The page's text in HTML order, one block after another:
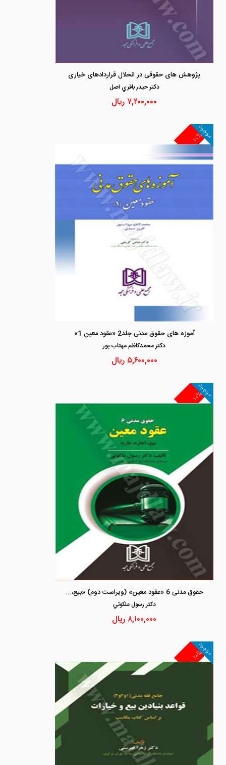
پژوهش های حقوقی در انحلال قراردادهای خیاری
دكتر حيدر باقري اصل
۷,۲۰۰,۰۰۰ ریال
۱۰%
موجود
آموزه های حقوق مدنی جلد2 «عقود معین 1»
دكتر محمدكاظم مهتاب پور
۵,۶۰۰,۰۰۰ ریال
۱۰%
موجود
حقوق مدنی 6 «عقود معین» (ویراست دوم) «بیع، اجاره، عاریه»
دكتر رسول ملكوتي
۸,۱۰۰,۰۰۰ ریال
۱۰%
موجود